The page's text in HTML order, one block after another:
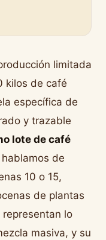
limitada
kilos de café
específica de
y trazable
lote de café
de
10 o 15,
de plantas
lo
masiva, y su